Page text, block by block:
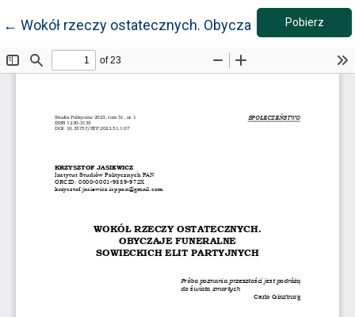
← Wróć do szczegółów artykułu
Wokół rzeczy ostatecznych. Obyczaje funeralne
Pobierz